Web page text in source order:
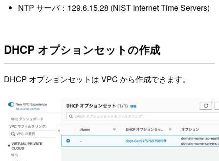
NTP サーバ：129.6.15.28 (NIST Internet Time Servers)
DHCP オプションセットの作成
DHCP オプションセットは VPC から作成できます。